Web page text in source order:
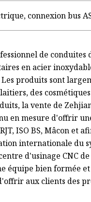
connexion bus
de
en acier
produits sont
des
la vente de
en mesure d'offrir
ISO BS, Mâcon et
internationale du
d'usinage CNC
bien formée
aux clients des